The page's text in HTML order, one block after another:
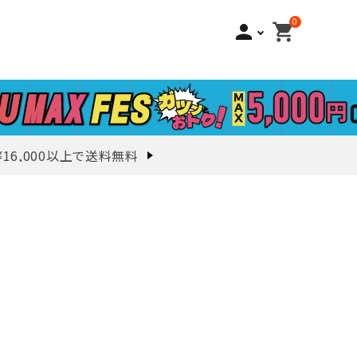
person 0
shopping_cart
以上で送料無料